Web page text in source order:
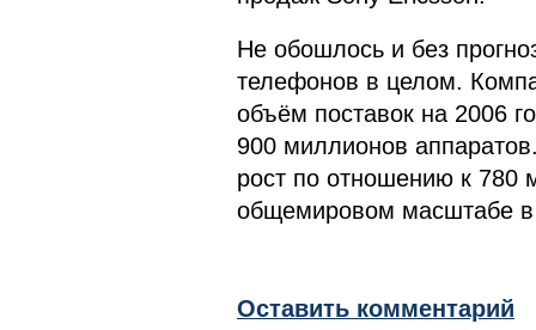
Не обошлось и без
телефонов в целом.
объём поставок на 2006
900 миллионов
рост по отношению к 780
общемировом масштабе в
Оставить комментарий